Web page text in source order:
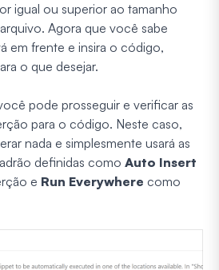
igual ou superior ao tamanho
Agora que você sabe
em frente e insira o código,
o que desejar.
pode prosseguir e verificar as
para o código. Neste caso,
nada e simplesmente usará as
definidas como Auto Insert
e Run Everywhere como